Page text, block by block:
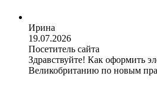
Ирина
19.07.2026
Посетитель сайта
Здравствуйте! Как оформить
Великобританию по новым